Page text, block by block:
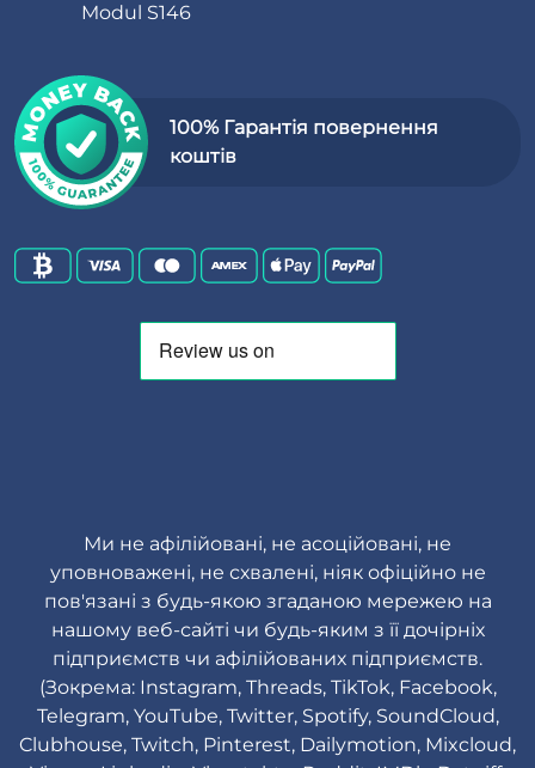
Modul S146
100% Гарантія повернення
коштів
Ми не афілійовані, не асоційовані, не
уповноважені, не схвалені, ніяк офіційно не
пов'язані з будь-якою згаданою мережею на
нашому веб-сайті чи будь-яким з її дочірніх
підприємств чи афілійованих підприємств.
(Зокрема: Instagram, Threads, TikTok, Facebook,
Telegram, YouTube, Twitter, Spotify, SoundCloud,
Clubhouse, Twitch, Pinterest, Dailymotion, Mixcloud,